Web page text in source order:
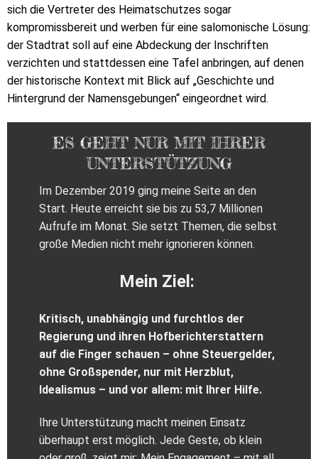
sich die Vertreter des Heimatschutzes sogar
kompromissbereit und werben für eine salomonische Lösung:
der Stadtrat soll auf eine Abdeckung der Inschriften
verzichten und stattdessen eine Tafel anbringen, auf denen
der historische Kontext mit Blick auf „Geschichte und
Hintergrund der Namensgebungen“ eingeordnet wird.
ES GEHT NUR MIT IHRER
UNTERSTÜTZUNG
Im Dezember 2019 ging meine Seite an den
Start. Heute erreicht sie bis zu 53,7 Millionen
Aufrufe im Monat. Sie setzt Themen, die selbst
große Medien nicht mehr ignorieren können.
Mein Ziel:
Kritisch, unabhängig und furchtlos der
Regierung und ihren Hofberichterstattern
auf die Finger schauen – ohne Steuergelder,
ohne Großspender, nur mit Herzblut,
Idealismus – und vor allem: mit Ihrer Hilfe.
Ihre Unterstützung macht meinen Einsatz
überhaupt erst möglich. Jede Geste, ob klein